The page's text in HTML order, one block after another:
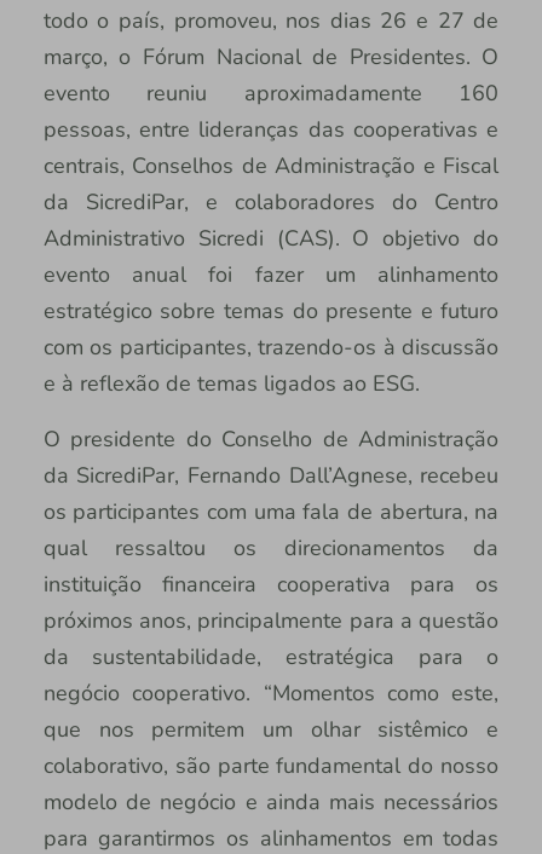
todo o país, promoveu, nos dias 26 e 27 de
março, o Fórum Nacional de Presidentes. O
evento reuniu aproximadamente 160
pessoas, entre lideranças das cooperativas e
centrais, Conselhos de Administração e Fiscal
da SicrediPar, e colaboradores do Centro
Administrativo Sicredi (CAS). O objetivo do
evento anual foi fazer um alinhamento
estratégico sobre temas do presente e futuro
com os participantes, trazendo-os à discussão
e à reflexão de temas ligados ao ESG.
O presidente do Conselho de Administração
da SicrediPar, Fernando Dall’Agnese, recebeu
os participantes com uma fala de abertura, na
qual ressaltou os direcionamentos da
instituição financeira cooperativa para os
próximos anos, principalmente para a questão
da sustentabilidade, estratégica para o
negócio cooperativo. “Momentos como este,
que nos permitem um olhar sistêmico e
colaborativo, são parte fundamental do nosso
modelo de negócio e ainda mais necessários
para garantirmos os alinhamentos em todas